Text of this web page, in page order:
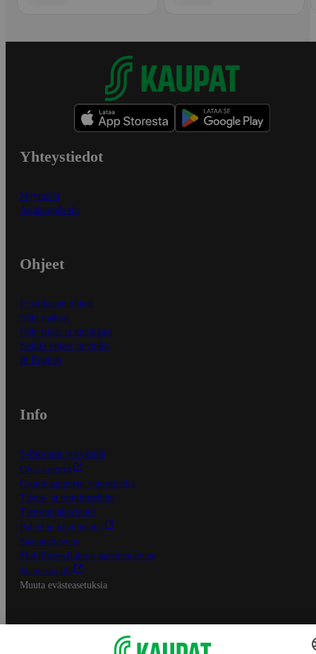
Yhteystiedot
Myymälät
Asiakaspalvelu
Ohjeet
Ensitilaajan ohjeet
Näin maksat
Näin tilaat ja muokkaat
Kaikki ohjeet ja vinkit
In English
Info
S-Business yrityksille
Oiva-raportit
Osuuskauppojen yhteystiedot
Tilaus- ja toimitusehdot
Tietosuojakäytäntö
Palvelun käyttöehdot
Saavutettavuus
Mobiilisovelluksen saavutettavuus
Mainostajalle
Muuta evästeasetuksia
S-ryhmän palvelut